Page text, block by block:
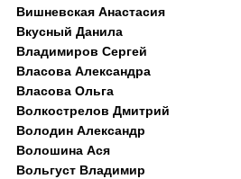
Вишневская Анастасия
Вкусный Данила
Владимиров Сергей
Власова Александра
Власова Ольга
Волкострелов Дмитрий
Володин Александр
Волошина Ася
Вольгуст Владимир